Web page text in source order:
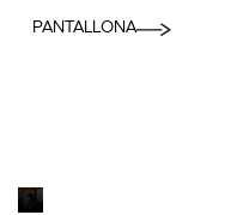
PANTALLONA